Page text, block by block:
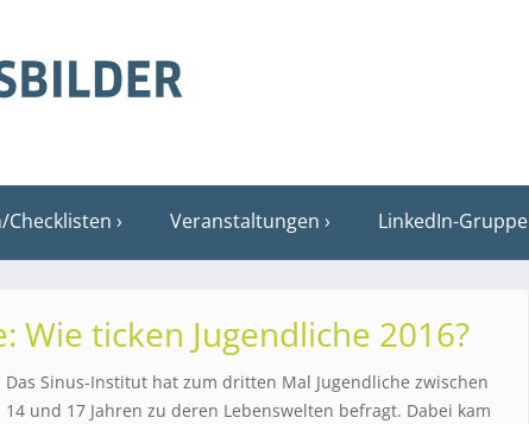
Veranstaltungen LinkedIn-Gruppe
Wie ticken Jugendliche 2016?
Das Sinus-Institut hat zum dritten Mal Jugendliche zwischen
14 und 17 Jahren zu deren Lebenswelten befragt. Dabei kam